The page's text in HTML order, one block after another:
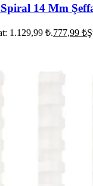
14 Mm
1.129,99 ₺.777,99 ₺